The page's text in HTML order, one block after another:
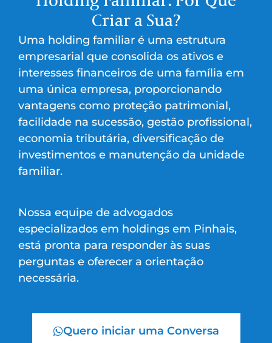
Criar a Sua?
Uma holding familiar é uma estrutura
empresarial que consolida os ativos e
interesses financeiros de uma família em
uma única empresa, proporcionando
vantagens como proteção patrimonial,
facilidade na sucessão, gestão profissional,
economia tributária, diversificação de
investimentos e manutenção da unidade
familiar.
Nossa equipe de advogados
especializados em holdings em Pinhais,
está pronta para responder às suas
perguntas e oferecer a orientação
necessária.
Quero iniciar uma Conversa